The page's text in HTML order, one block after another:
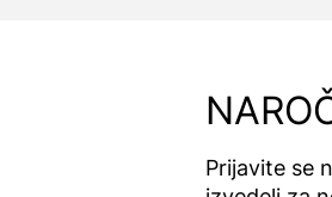
Prijavite se